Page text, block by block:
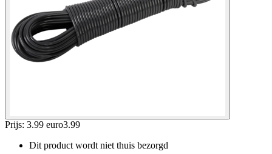
Prijs: 3.99 euro3.99
Dit product wordt niet thuis bezorgd